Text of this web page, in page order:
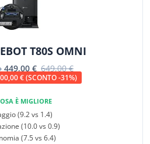
T80S OMNI
449,00 € 649,00 €
€ (SCONTO -31%)
È MIGLIORE
(9.2 vs 1.4)
(10.0 vs 0.9)
(7.5 vs 6.4)